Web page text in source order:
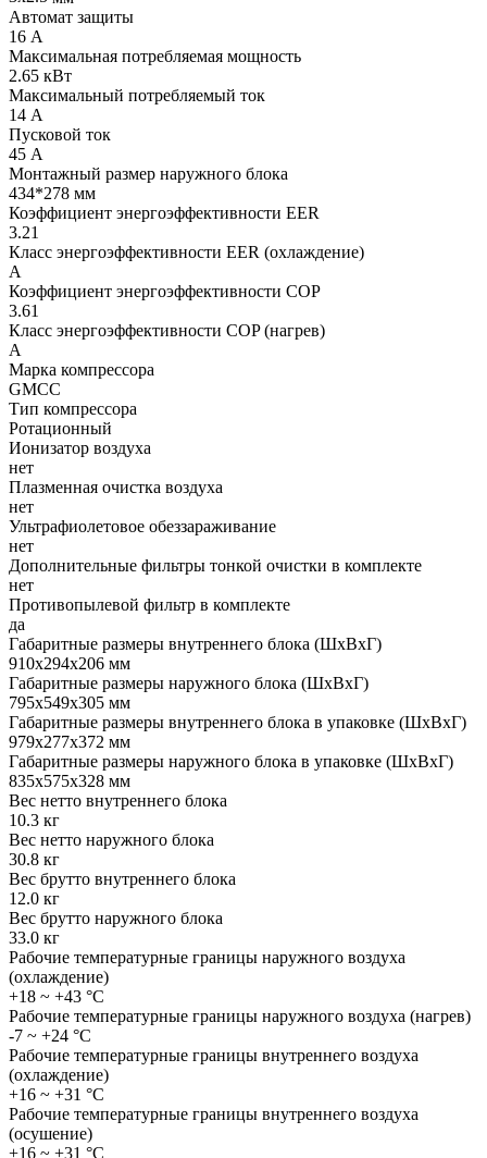
Автомат защиты
16 А
Максимальная потребляемая мощность
2.65 кВт
Максимальный потребляемый ток
14 А
Пусковой ток
45 А
Монтажный размер наружного блока
434*278 мм
Коэффициент энергоэффективности EER
3.21
Класс энергоэффективности EER (охлаждение)
A
Коэффициент энергоэффективности COP
3.61
Класс энергоэффективности COP (нагрев)
A
Марка компрессора
GMCC
Тип компрессора
Ротационный
Ионизатор воздуха
нет
Плазменная очистка воздуха
нет
Ультрафиолетовое обеззараживание
нет
Дополнительные фильтры тонкой очистки в комплекте
нет
Противопылевой фильтр в комплекте
да
Габаритные размеры внутреннего блока (ШxВxГ)
910x294x206 мм
Габаритные размеры наружного блока (ШxВxГ)
795x549x305 мм
Габаритные размеры внутреннего блока в упаковке (ШxВxГ)
979x277x372 мм
Габаритные размеры наружного блока в упаковке (ШxВxГ)
835x575x328 мм
Вес нетто внутреннего блока
10.3 кг
Вес нетто наружного блока
30.8 кг
Вес брутто внутреннего блока
12.0 кг
Вес брутто наружного блока
33.0 кг
Рабочие температурные границы наружного воздуха
(охлаждение)
+18 ~ +43 °C
Рабочие температурные границы наружного воздуха (нагрев)
-7 ~ +24 °C
Рабочие температурные границы внутреннего воздуха
(охлаждение)
+16 ~ +31 °C
Рабочие температурные границы внутреннего воздуха
(осушение)
+16 ~ +31 °C